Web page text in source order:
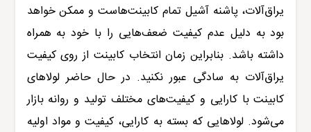
یراق‌آلات، پاشنه آشیل تمام کابینت‌هاست و ممکن خواهد
بود به دلیل عدم کیفیت ضعف‌هایی را با خود به همراه
داشته باشد. بنابراین زمان انتخاب کابینت از روی کیفیت
یراق‌آلات به سادگی عبور نکنید. در حال حاضر لولاهای
کابینت با کارایی و کیفیت‌های مختلف تولید و روانه بازار
می‌شود. لولاهایی که بسته به کارایی، کیفیت و مواد اولیه